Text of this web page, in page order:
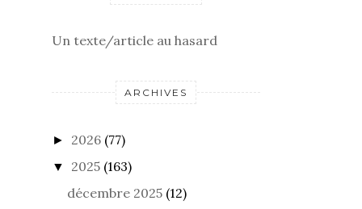
Un texte/article au hasard
ARCHIVES
► 2026 (77)
▼ 2025 (163)
décembre 2025 (12)